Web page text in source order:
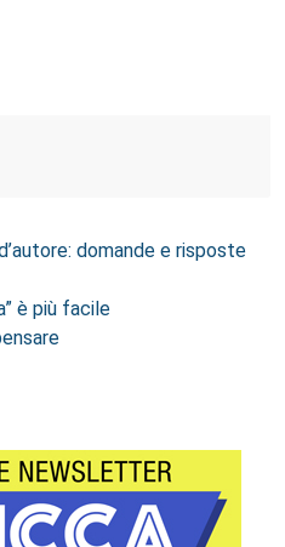
domande e risposte
è più facile